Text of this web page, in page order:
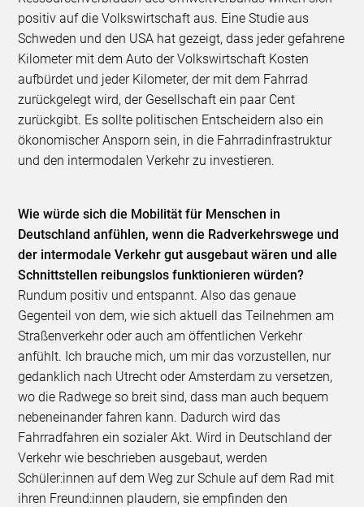
positiv auf die Volkswirtschaft aus. Eine Studie aus
Schweden und den USA hat gezeigt, dass jeder gefahrene
Kilometer mit dem Auto der Volkswirtschaft Kosten
aufbürdet und jeder Kilometer, der mit dem Fahrrad
zurückgelegt wird, der Gesellschaft ein paar Cent
zurückgibt. Es sollte politischen Entscheidern also ein
ökonomischer Ansporn sein, in die Fahrradinfrastruktur
und den intermodalen Verkehr zu investieren.
Wie würde sich die Mobilität für Menschen in
Deutschland anfühlen, wenn die Radverkehrswege und
der intermodale Verkehr gut ausgebaut wären und alle
Schnittstellen reibungslos funktionieren würden?
Rundum positiv und entspannt. Also das genaue
Gegenteil von dem, wie sich aktuell das Teilnehmen am
Straßenverkehr oder auch am öffentlichen Verkehr
anfühlt. Ich brauche mich, um mir das vorzustellen, nur
gedanklich nach Utrecht oder Amsterdam zu versetzen,
wo die Radwege so breit sind, dass man auch bequem
nebeneinander fahren kann. Dadurch wird das
Fahrradfahren ein sozialer Akt. Wird in Deutschland der
Verkehr wie beschrieben ausgebaut, werden
Schüler:innen auf dem Weg zur Schule auf dem Rad mit
ihren Freund:innen plaudern, sie empfinden den